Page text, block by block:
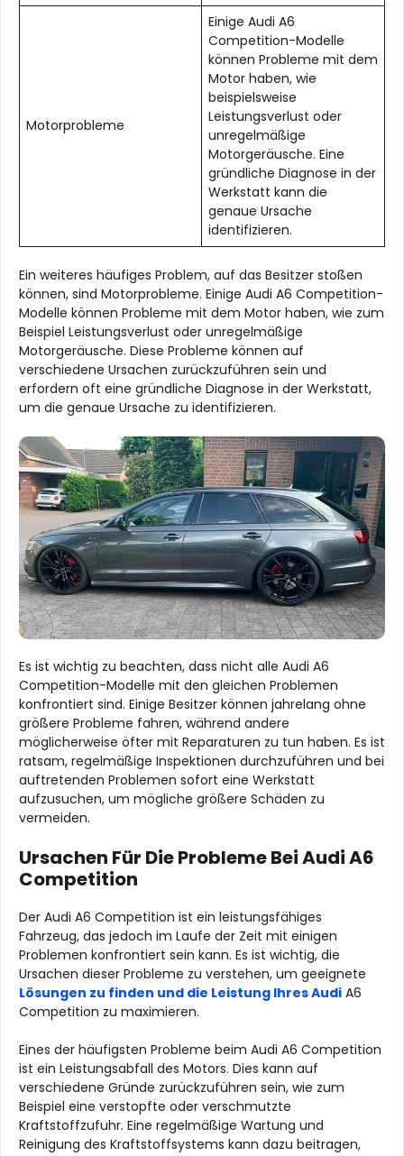
Motorprobleme
Einige Audi A6
Competition-Modelle
können Probleme mit dem
Motor haben, wie
beispielsweise
Leistungsverlust oder
unregelmäßige
Motorgeräusche. Eine
gründliche Diagnose in der
Werkstatt kann die
genaue Ursache
identifizieren.
Ein weiteres häufiges Problem, auf das Besitzer stoßen
können, sind Motorprobleme. Einige Audi A6 Competition-
Modelle können Probleme mit dem Motor haben, wie zum
Beispiel Leistungsverlust oder unregelmäßige
Motorgeräusche. Diese Probleme können auf
verschiedene Ursachen zurückzuführen sein und
erfordern oft eine gründliche Diagnose in der Werkstatt,
um die genaue Ursache zu identifizieren.
Es ist wichtig zu beachten, dass nicht alle Audi A6
Competition-Modelle mit den gleichen Problemen
konfrontiert sind. Einige Besitzer können jahrelang ohne
größere Probleme fahren, während andere
möglicherweise öfter mit Reparaturen zu tun haben. Es ist
ratsam, regelmäßige Inspektionen durchzuführen und bei
auftretenden Problemen sofort eine Werkstatt
aufzusuchen, um mögliche größere Schäden zu
vermeiden.
Ursachen Für Die Probleme Bei Audi A6
Competition
Der Audi A6 Competition ist ein leistungsfähiges
Fahrzeug, das jedoch im Laufe der Zeit mit einigen
Problemen konfrontiert sein kann. Es ist wichtig, die
Ursachen dieser Probleme zu verstehen, um geeignete
Lösungen zu finden und die Leistung Ihres Audi A6
Competition zu maximieren.
Eines der häufigsten Probleme beim Audi A6 Competition
ist ein Leistungsabfall des Motors. Dies kann auf
verschiedene Gründe zurückzuführen sein, wie zum
Beispiel eine verstopfte oder verschmutzte
Kraftstoffzufuhr. Eine regelmäßige Wartung und
Reinigung des Kraftstoffsystems kann dazu beitragen,